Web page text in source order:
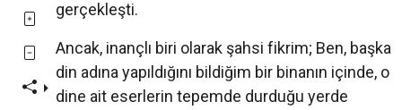
gerçekleşti.
Ancak, inançlı biri olarak şahsi fikrim; Ben, başka
din adına yapıldığını bildiğim bir binanın içinde, o
dine ait eserlerin tepemde durduğu yerde